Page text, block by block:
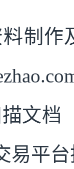
料制
文档
易平